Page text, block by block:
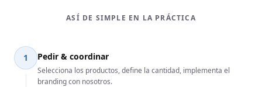
ASÍ DE SIMPLE EN LA PRÁCTICA
1 Pedir & coordinar
Selecciona los productos, define la cantidad, implementa el
branding con nosotros.